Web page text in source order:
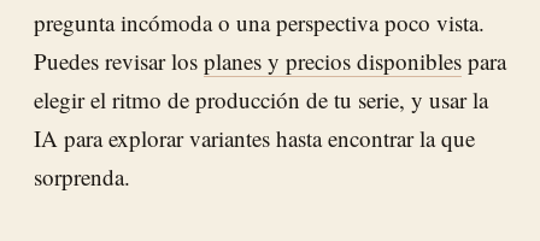
pregunta incómoda o una perspectiva poco vista.
Puedes revisar los planes y precios disponibles para
elegir el ritmo de producción de tu serie, y usar la
IA para explorar variantes hasta encontrar la que
sorprenda.